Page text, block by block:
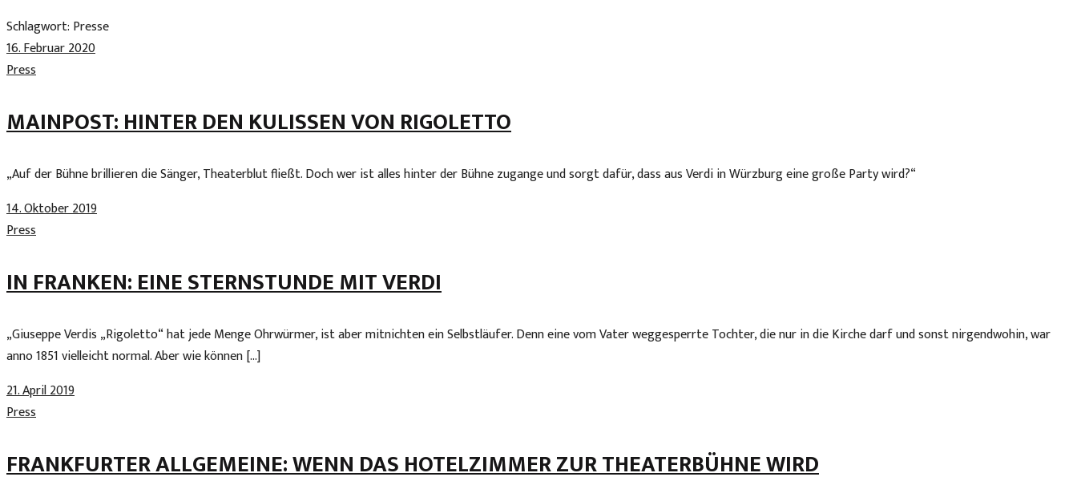
Schlagwort: Presse
16. Februar 2020
Press
MAINPOST: HINTER DEN KULISSEN VON RIGOLETTO
„Auf der Bühne brillieren die Sänger, Theaterblut fließt. Doch wer ist alles hinter der Bühne zugange und sorgt dafür, dass aus Verdi in Würzburg eine große Party wird?“
14. Oktober 2019
Press
IN FRANKEN: EINE STERNSTUNDE MIT VERDI
„Giuseppe Verdis „Rigoletto“ hat jede Menge Ohrwürmer, ist aber mitnichten ein Selbstläufer. Denn eine vom Vater weggesperrte Tochter, die nur in die Kirche darf und sonst nirgendwohin, war
anno 1851 vielleicht normal. Aber wie können […]
21. April 2019
Press
FRANKFURTER ALLGEMEINE: WENN DAS HOTELZIMMER ZUR THEATERBÜHNE WIRD